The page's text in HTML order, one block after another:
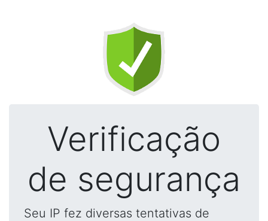
Verificação
de segurança
Seu IP fez diversas tentativas de